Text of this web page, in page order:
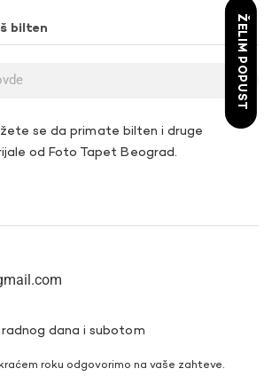
bilten
se da primate bilten i druge
od Foto Tapet Beograd.
dana i subotom
roku odgovorimo na vaše zahteve.
ŽELIM POPUST